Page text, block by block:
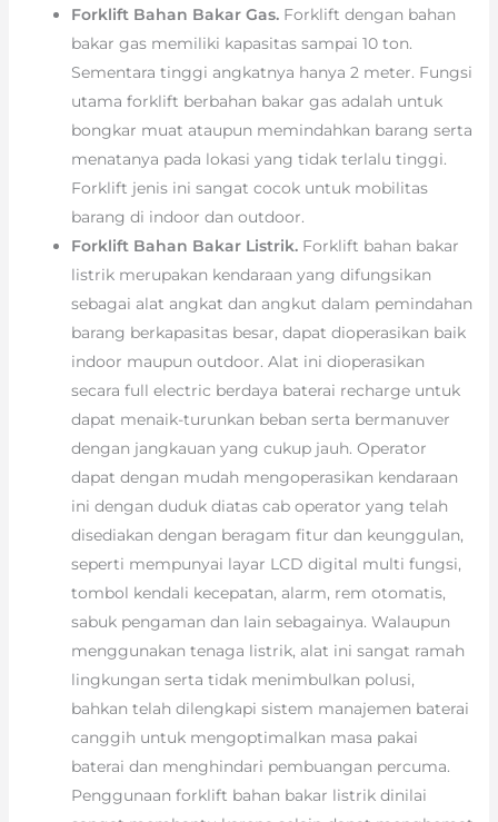
Forklift Bahan Bakar Gas. Forklift dengan bahan
bakar gas memiliki kapasitas sampai 10 ton.
Sementara tinggi angkatnya hanya 2 meter. Fungsi
utama forklift berbahan bakar gas adalah untuk
bongkar muat ataupun memindahkan barang serta
menatanya pada lokasi yang tidak terlalu tinggi.
Forklift jenis ini sangat cocok untuk mobilitas
barang di indoor dan outdoor.
Forklift Bahan Bakar Listrik. Forklift bahan bakar
listrik merupakan kendaraan yang difungsikan
sebagai alat angkat dan angkut dalam pemindahan
barang berkapasitas besar, dapat dioperasikan baik
indoor maupun outdoor. Alat ini dioperasikan
secara full electric berdaya baterai recharge untuk
dapat menaik-turunkan beban serta bermanuver
dengan jangkauan yang cukup jauh. Operator
dapat dengan mudah mengoperasikan kendaraan
ini dengan duduk diatas cab operator yang telah
disediakan dengan beragam fitur dan keunggulan,
seperti mempunyai layar LCD digital multi fungsi,
tombol kendali kecepatan, alarm, rem otomatis,
sabuk pengaman dan lain sebagainya. Walaupun
menggunakan tenaga listrik, alat ini sangat ramah
lingkungan serta tidak menimbulkan polusi,
bahkan telah dilengkapi sistem manajemen baterai
canggih untuk mengoptimalkan masa pakai
baterai dan menghindari pembuangan percuma.
Penggunaan forklift bahan bakar listrik dinilai